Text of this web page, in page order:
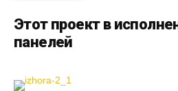
Этот проект в
панелей